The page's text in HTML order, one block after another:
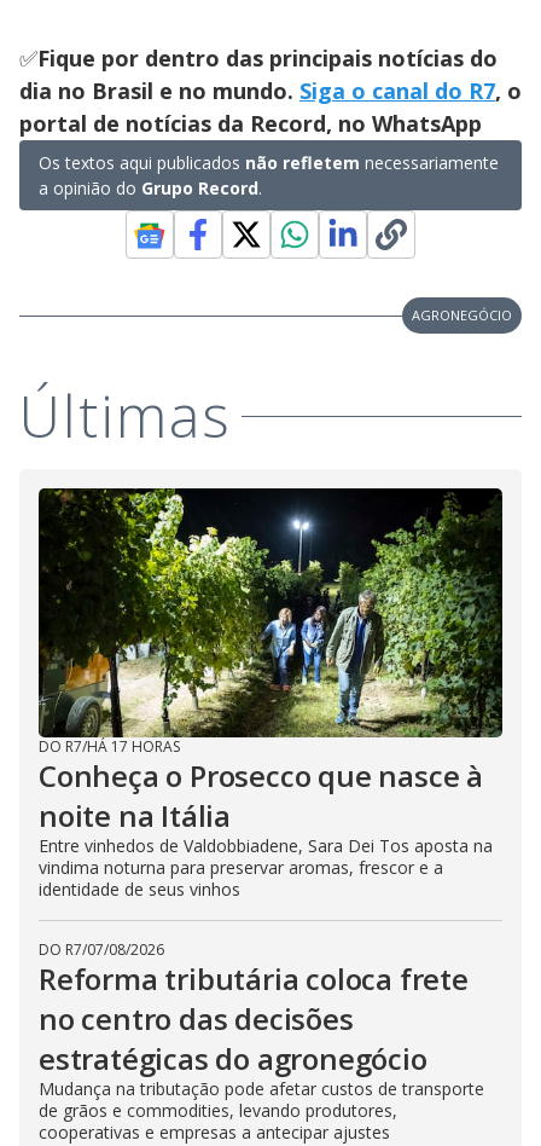
✅Fique por dentro das principais notícias do
dia no Brasil e no mundo. Siga o canal do R7, o
portal de notícias da Record, no WhatsApp
Os textos aqui publicados não refletem necessariamente
a opinião do Grupo Record.
AGRONEGÓCIO
Últimas
DO R7/HÁ 17 HORAS
Conheça o Prosecco que nasce à
noite na Itália
Entre vinhedos de Valdobbiadene, Sara Dei Tos aposta na
vindima noturna para preservar aromas, frescor e a
identidade de seus vinhos
DO R7/07/08/2026
Reforma tributária coloca frete
no centro das decisões
estratégicas do agronegócio
Mudança na tributação pode afetar custos de transporte
de grãos e commodities, levando produtores,
cooperativas e empresas a antecipar ajustes